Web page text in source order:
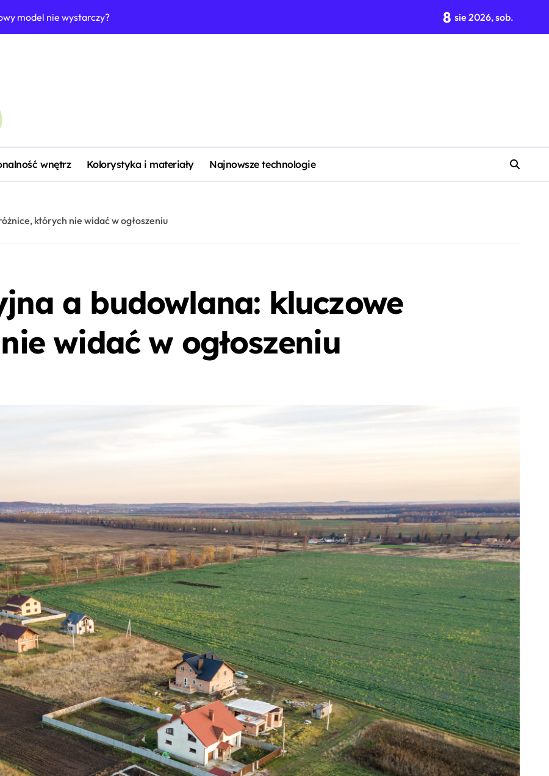
model nie wystarczy? 8 sie 2026, sob.
wnętrz Kolorystyka i materiały Najnowsze technologie
których nie widać w ogłoszeniu
a budowlana: kluczowe
widać w ogłoszeniu